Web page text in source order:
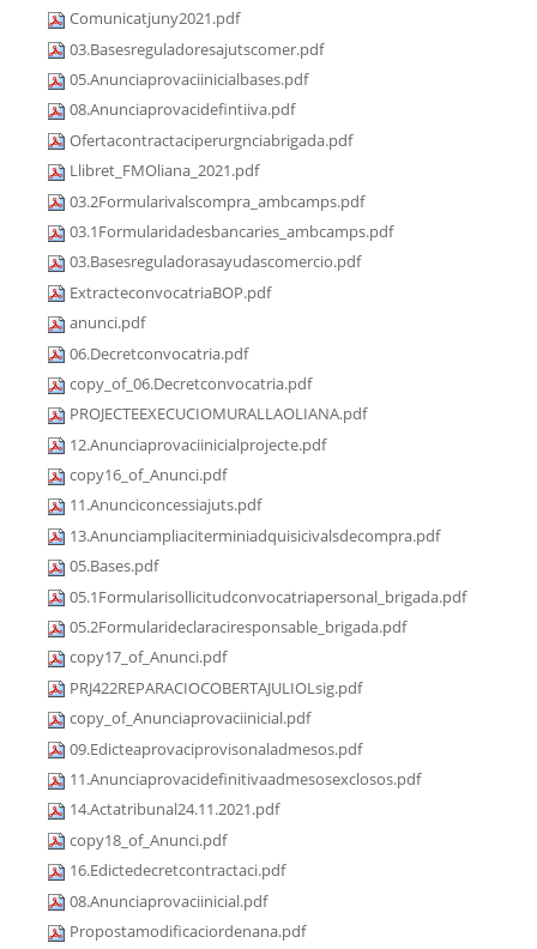
Comunicatjuny2021.pdf
03.Basesreguladoresajutscomer.pdf
05.Anunciaprovaciinicialbases.pdf
08.Anunciaprovacidefintiiva.pdf
Ofertacontractaciperurgnciabrigada.pdf
Llibret_FMOliana_2021.pdf
03.2Formularivalscompra_ambcamps.pdf
03.1Formularidadesbancaries_ambcamps.pdf
03.Basesreguladorasayudascomercio.pdf
ExtracteconvocatriaBOP.pdf
anunci.pdf
06.Decretconvocatria.pdf
copy_of_06.Decretconvocatria.pdf
PROJECTEEXECUCIOMURALLAOLIANA.pdf
12.Anunciaprovaciinicialprojecte.pdf
copy16_of_Anunci.pdf
11.Anunciconcessiajuts.pdf
13.Anunciampliaciterminiadquisicivalsdecompra.pdf
05.Bases.pdf
05.1Formularisollicitudconvocatriapersonal_brigada.pdf
05.2Formularideclaraciresponsable_brigada.pdf
copy17_of_Anunci.pdf
PRJ422REPARACIOCOBERTAJULIOLsig.pdf
copy_of_Anunciaprovaciinicial.pdf
09.Edicteaprovaciprovisonaladmesos.pdf
11.Anunciaprovacidefinitivaadmesosexclosos.pdf
14.Actatribunal24.11.2021.pdf
copy18_of_Anunci.pdf
16.Edictedecretcontractaci.pdf
08.Anunciaprovaciinicial.pdf
Propostamodificaciordenana.pdf